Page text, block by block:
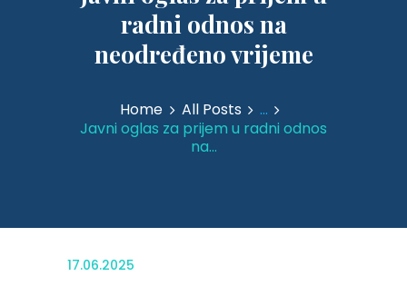
radni odnos na
neodređeno vrijeme
Home All Posts
...
Javni oglas za prijem u radni odnos
na...
17.06.2025